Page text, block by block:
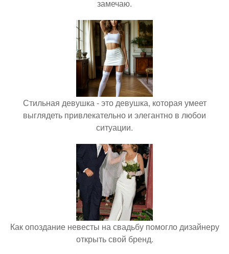
замечаю.
Стильная девушка - это девушка, которая умеет
выглядеть привлекательно и элегантно в любои
ситуации.
Как опоздание невесты на свадьбу помогло дизайнеру
открыть свой бренд.